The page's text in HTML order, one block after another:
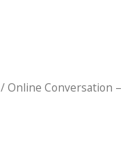
/ Online Conversation –